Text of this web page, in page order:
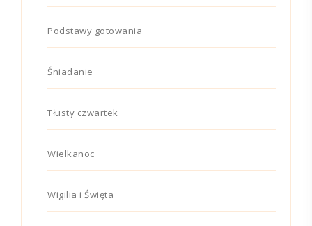
Podstawy gotowania
Śniadanie
Tłusty czwartek
Wielkanoc
Wigilia i Święta